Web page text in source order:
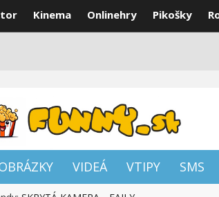
Kinema Onlinehry Pikošky
VIDEÁ VTIPY SMS